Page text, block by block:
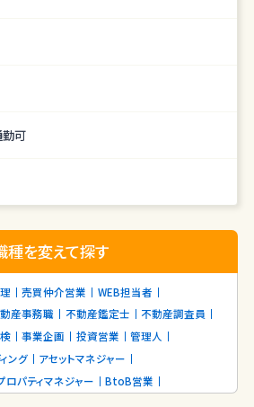
勤可
種を変えて探す
売買仲介営業
WEB担当者
産事務職 不動産鑑定士
不動産調査員
事業企画 投資営業
管理人
ング
アセットマネジャー
ロパティマネジャー BtoB営業